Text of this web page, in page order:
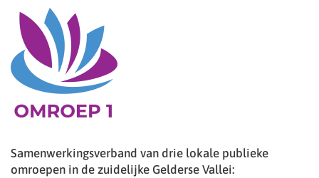
Samenwerkingsverband van drie lokale publieke
omroepen in de zuidelijke Gelderse Vallei: